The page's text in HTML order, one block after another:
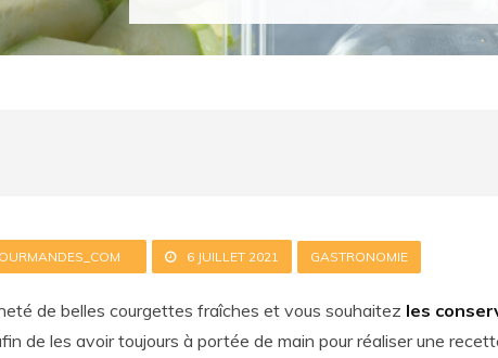
6 JUILLET 2021 GASTRONOMIE
de belles courgettes fraîches et vous souhaitez les
de les avoir toujours à portée de main pour réaliser une